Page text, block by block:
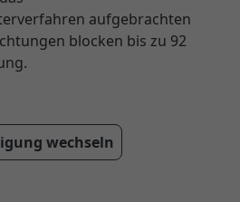
aufgebrachten
blocken bis zu 92
wechseln